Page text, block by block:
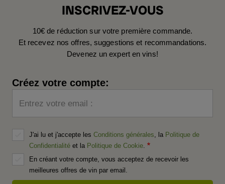
INSCRIVEZ-VOUS
10€ de réduction sur votre première commande.
Et recevez nos offres, suggestions et recommandations.
Devenez un expert en vins!
Créez votre compte:
Entrez votre email :
J'ai lu et j'accepte les Conditions générales , la Politique de
Confidentialité et la Politique de Cookie
En créant votre compte, vous acceptez de recevoir les
meilleures offres de vin par email.